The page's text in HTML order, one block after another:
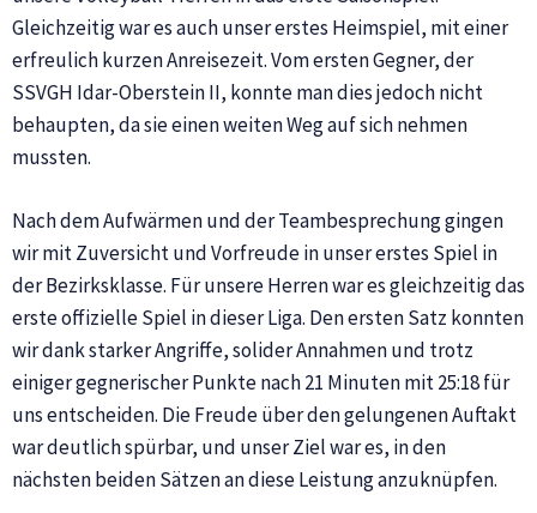
Gleichzeitig war es auch unser erstes Heimspiel, mit einer
erfreulich kurzen Anreisezeit. Vom ersten Gegner, der
SSVGH Idar-Oberstein II, konnte man dies jedoch nicht
behaupten, da sie einen weiten Weg auf sich nehmen
mussten.
Nach dem Aufwärmen und der Teambesprechung gingen
wir mit Zuversicht und Vorfreude in unser erstes Spiel in
der Bezirksklasse. Für unsere Herren war es gleichzeitig das
erste offizielle Spiel in dieser Liga. Den ersten Satz konnten
wir dank starker Angriffe, solider Annahmen und trotz
einiger gegnerischer Punkte nach 21 Minuten mit 25:18 für
uns entscheiden. Die Freude über den gelungenen Auftakt
war deutlich spürbar, und unser Ziel war es, in den
nächsten beiden Sätzen an diese Leistung anzuknüpfen.